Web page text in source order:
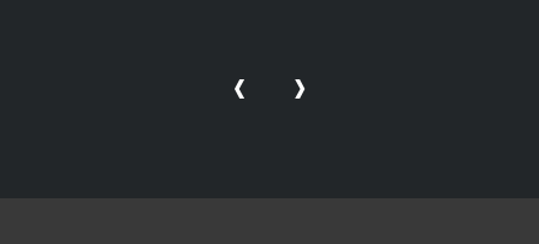
‹ ›